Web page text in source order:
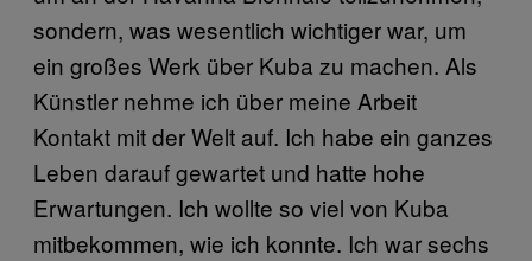
sondern, was wesentlich wichtiger war, um
ein großes Werk über Kuba zu machen. Als
Künstler nehme ich über meine Arbeit
Kontakt mit der Welt auf. Ich habe ein ganzes
Leben darauf gewartet und hatte hohe
Erwartungen. Ich wollte so viel von Kuba
mitbekommen, wie ich konnte. Ich war sechs